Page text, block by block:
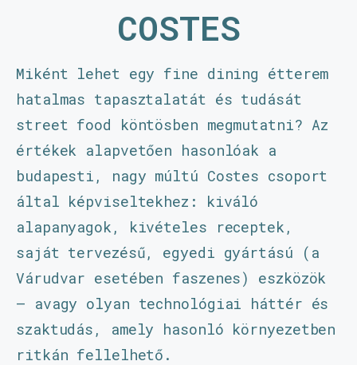
COSTES
Miként lehet egy fine dining étterem
hatalmas tapasztalatát és tudását
street food köntösben megmutatni? Az
értékek alapvetően hasonlóak a
budapesti, nagy múltú Costes csoport
által képviseltekhez: kiváló
alapanyagok, kivételes receptek,
saját tervezésű, egyedi gyártású (a
Várudvar esetében faszenes) eszközök
– avagy olyan technológiai háttér és
szaktudás, amely hasonló környezetben
ritkán fellelhető.